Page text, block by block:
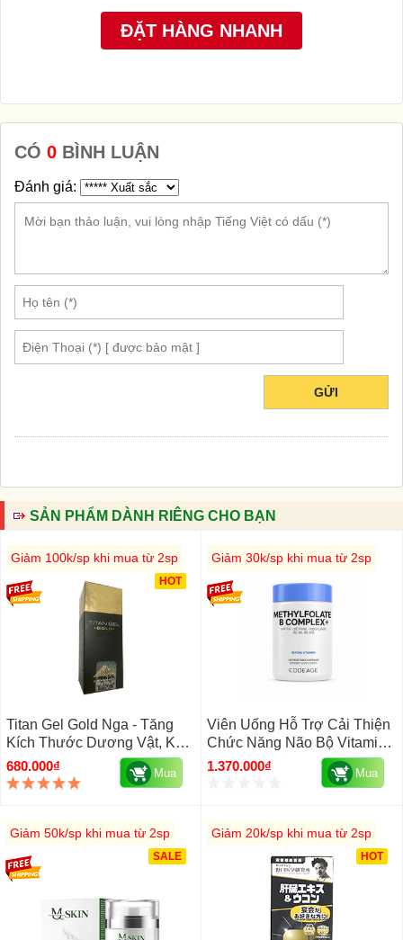
CÓ 0 BÌNH LUẬN
Đánh giá:
GỬI
SẢN PHẨM DÀNH RIÊNG CHO BẠN
HOT
Giảm 100k/sp khi mua từ 2sp
Titan Gel Gold Nga - Tăng
Kích Thước Dương Vật, Kéo
Dài Thời Gian Quan Hệ
680.000₫ Mua
Giảm 30k/sp khi mua từ 2sp
Viên Uống Hỗ Trợ Cải Thiện
Chức Năng Não Bộ Vitamins
Methylfolate B Complex
Codeage Của Mỹ Hộp 120
1.370.000₫ Mua
SALE
Giảm 50k/sp khi mua từ 2sp
HOT
Giảm 20k/sp khi mua từ 2sp